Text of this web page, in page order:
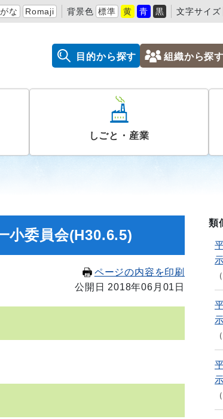
な Romaji 背景色 標準 黄 青 黒 文字サイズ
目的から探す 組織から探す
しごと・産業
小委員会(H30.6.5)
ページの内容を印刷
公開日 2018年06月01日
類